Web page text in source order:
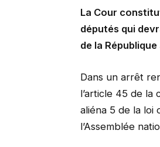
La Cour
députés qui
de la
Dans un arrêt
l’article 45 de la
aliéna 5 de la
l’Assemblée